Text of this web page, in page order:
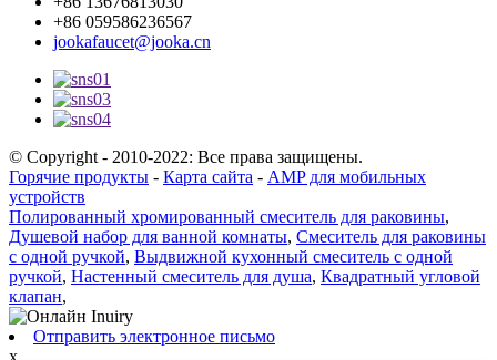
+86 059586236567
jookafaucet@jooka.cn
© Copyright - 2010-2022: Все права защищены.
Горячие продукты - Карта сайта - AMP для мобильных
устройств
Полированный хромированный смеситель для раковины,
Душевой набор для ванной комнаты, Смеситель для раковины
с одной ручкой, Выдвижной кухонный смеситель с одной
ручкой, Настенный смеситель для душа, Квадратный угловой
клапан,
Отправить электронное письмо
x